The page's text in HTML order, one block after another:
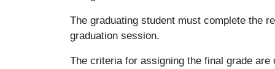
The graduating student must complete the
graduation session.
The criteria for assigning the final grade